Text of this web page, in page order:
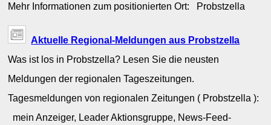
Mehr Informationen zum positionierten Ort: Probstzella
Aktuelle Regional-Meldungen aus Probstzella
Was ist los in Probstzella? Lesen Sie die neusten
Meldungen der regionalen Tageszeitungen.
Tagesmeldungen von regionalen Zeitungen ( Probstzella ):
mein Anzeiger, Leader Aktionsgruppe, News-Feed-